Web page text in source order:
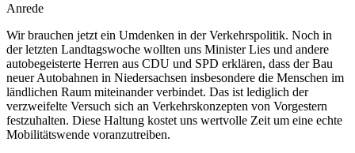
Anrede
Wir brauchen jetzt ein Umdenken in der Verkehrspolitik. Noch in
der letzten Landtagswoche wollten uns Minister Lies und andere
autobegeisterte Herren aus CDU und SPD erklären, dass der Bau
neuer Autobahnen in Niedersachsen insbesondere die Menschen im
ländlichen Raum miteinander verbindet. Das ist lediglich der
verzweifelte Versuch sich an Verkehrskonzepten von Vorgestern
festzuhalten. Diese Haltung kostet uns wertvolle Zeit um eine echte
Mobilitätswende voranzutreiben.